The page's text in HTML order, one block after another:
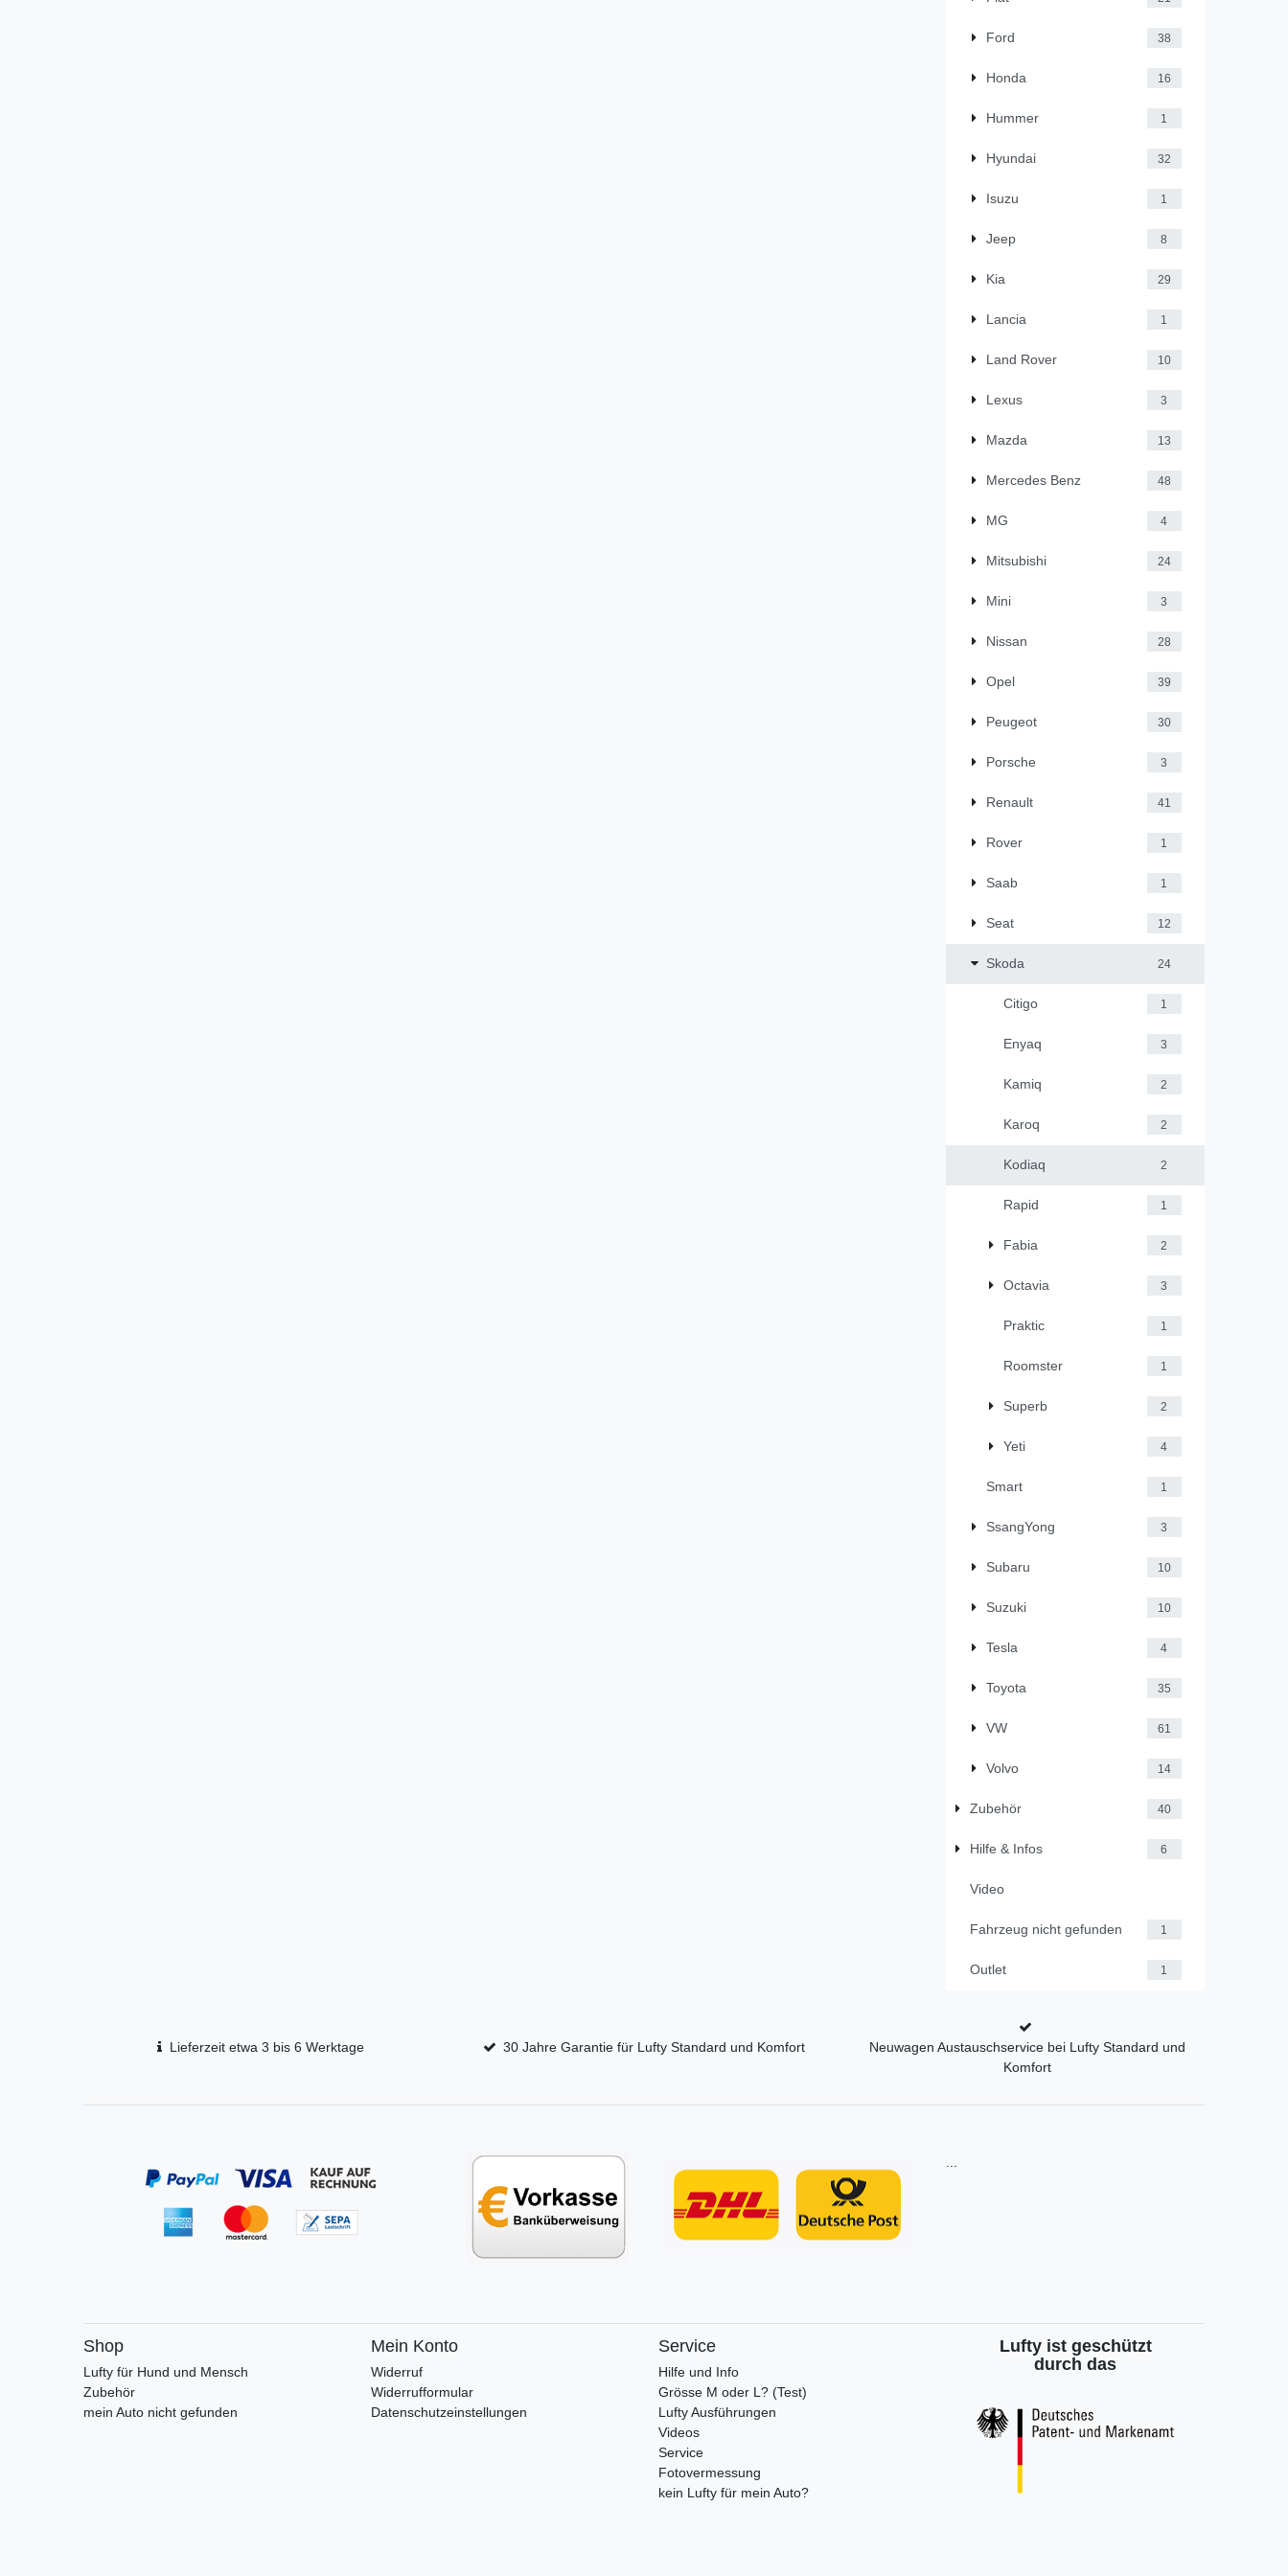
Ford 38
Honda 16
Hummer 1
Hyundai 32
Isuzu 1
Jeep 8
Kia 29
Lancia 1
Land Rover 10
Lexus 3
Mazda 13
Mercedes Benz 48
MG 4
Mitsubishi 24
Mini 3
Nissan 28
Opel 39
Peugeot 30
Porsche 3
Renault 41
Rover 1
Saab 1
Seat 12
Skoda 24
Citigo 1
Enyaq 3
Kamiq 2
Karoq 2
Kodiaq 2
Rapid 1
Fabia 2
Octavia 3
Praktic 1
Roomster 1
Superb 2
Yeti 4
Smart 1
SsangYong 3
Subaru 10
Suzuki 10
Tesla 4
Toyota 35
VW 61
Volvo 14
Zubehör 40
Hilfe & Infos 6
Video
Fahrzeug nicht gefunden 1
Outlet 1
Lieferzeit etwa 3 bis 6 Werktage 30 Jahre Garantie für Lufty Standard und Komfort
Neuwagen Austauschservice bei Lufty Standard und
Komfort
Shop
Lufty für Hund und Mensch
Zubehör
mein Auto nicht gefunden
Mein Konto
Widerruf
Widerrufformular
Datenschutzeinstellungen
Service
Hilfe und Info
Grösse M oder L? (Test)
Lufty Ausführungen
Videos
Service
Fotovermessung
kein Lufty für mein Auto?
Lufty ist geschützt
durch das